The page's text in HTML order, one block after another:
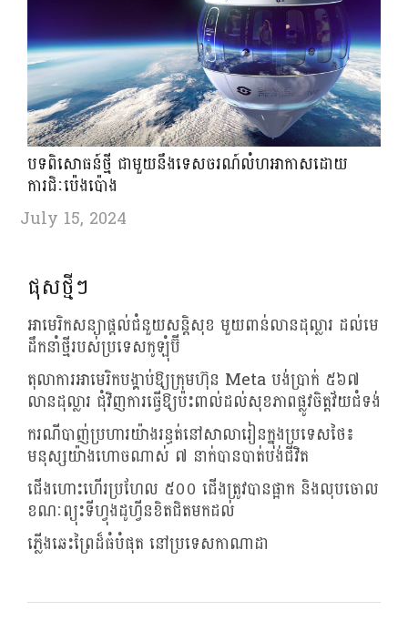
បទពិសោធន៍ថ្មី ជាមួយនឹងទេសចរណ៍លំហអាកាសដោយ
ការជិៈប៉េងប៉ោង
July 15, 2024
ផុសថ្មីៗ
អាមេរិកសន្យាផ្តល់ជំនួយសន្តិសុខ មួយពាន់លានដុល្លារ ដល់មេ
ដឹកនាំថ្មីរបស់ប្រទេសកូឡុំប៊ី
តុលាការអាមេរិកបង្គាប់ឱ្យក្រុមហ៊ុន Meta បង់ប្រាក់ ៥៦៧
លានដុល្លារ ជុំវិញការធ្វើឱ្យប៉ះពាល់ដល់សុខភាពផ្លូវចិត្តវ័យជំទង់
ករណីបាញ់ប្រហារយ៉ាងរន្ធត់នៅសាលារៀនក្នុងប្រទេសថៃ៖
មនុស្សយ៉ាងហោចណាស់ ៧ នាក់បានបាត់បង់ជីវិត
ជើងហោះហើរប្រហែល ៥០០ ជើងត្រូវបានផ្អាក និងលុបចោល
ខណៈព្យុះទីហ្វុងដូហ្វីនខិតជិតមកដល់
ភ្លើងឆេះព្រៃដ៏ធំបំផុត នៅប្រទេសកាណាដា